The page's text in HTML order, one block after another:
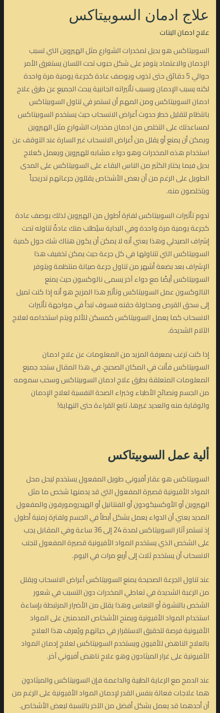
علاج ادمان السوبيتاكس
علاج ادمان البنات
السوبيتاكس هو بديل لمخدرات الشوارع مثل الهيروين التي تسبب
الإدمان والاعتماد يتوفر على شكل حبوب تحت اللسان يستغرق الأمر
حوالي 5 دقائق حتى تذوب ويوصف عادة كجرعة يومية مرة واحدة
لكنه يسبب الإدمان وبسبب تأثيراته الجانبية يبحث الجميع عن طرق علاج
ادمان السوبيتاكس ومن المهم أن تستمر في تناول السوبيتاكس
بانتظام لتقليل خطر حدوث أعراض الانسحاب حيث يستخدم السوبيتاكس
لمساعدتك على التخلص من ادمان مخدرات الشوارع مثل الهيروين
ويمكن أن يمنع أو يقلل من أعراض الانسحاب غير السارة عند التوقف عن
استخدام هذه المخدرات وهو دواء مشابه للهيروين ويعمل كعلاج
بديل فيما يختار الكثير من الناس البقاء على السوبيتاكس على المدى
الطويل على الرغم من أن بعض الأشخاص يقللون جرعاتهم تدريجياً
ويتخلصون منه.
تدوم تأثيرات السوبيتاكس لفترة أطول من الهيروين لذلك يوصف عادة
كجرعة يومية مرة واحدة وفي البداية سيُطلب منك عادةً تناوله تحت
إشراف الصيدلي وهذا يعني أنه لا يمكن أن يكون هناك شك حول كمية
السوبيتاكس التي تتناولها في كل جرعة حيث يمكن تخفيف هذا
الإشراف بعد بضعة أشهر من تناول جرعة صيانة منتظمة ويتوفر
السوبيتاكس أيضًا مع دواء آخر يسمى نالوكسون حيث يمنع
النالوكسون عمل السوبيتاكس وتأثير هذا المزيج هو أنه إذا كنت تميل
إلى سحق القرص ومحاولة حقنه فسوف تبدأ في مواجهة تأثيرات
الانسحاب كما يعمل السوبيتاكس كمسكن للألم ويتم استخدامه لعلاج
الآلام الشديدة.
إذا كنت ترغب بمعرفة المزيد من المعلومات عن علاج ادمان
السوبيتاكس فأنت في المكان الصحيح، في هذا المقال ستجد جميع
المعلومات المتعلقة بطرق علاج ادمان السوبيتاكس وسحب سمومه
من الجسم ونصائح الأطباء وخبراء الصحة النفسية لعلاج الإدمان
والوقاية منه والعديد غيرها، تابع القراءة حتى النهاية!
ألية عمل السوبيتاكس
السوبيتاكس هو عقار أفيوني طويل المفعول يستخدم ليحل محل
المواد الأفيونية قصيرة المفعول التي قد يدمنها شخص ما مثل
الهيروين أو الأوكسيكودون أو الفنتانيل أو الهيدرومورفون والمفعول
المديد يعني أن الدواء يعمل بشكل أبطأ في الجسم ولفترة زمنية أطول
إذ تستمر آثار السوبيتاكس لمدة 24 إلى 36 ساعة وفي المقابل يجب
على الشخص الذي يستخدم المواد الأفيونية قصيرة المفعول لتجنب
الانسحاب أن يستخدم ثلاث إلى أربع مرات في اليوم.
عند تناول الجرعة الصحيحة يمنع السوبيتاكس أعراض الانسحاب ويقلل
من الرغبة الشديدة في تعاطي المخدرات دون التسبب في شعور
الشخص بالنشوة أو النعاس وهذا يقلل من الأضرار المرتبطة بإساءة
استخدام المواد الأفيونية ويمنح الأشخاص المدمنين على المواد
الأفيونية فرصة لتحقيق الاستقرار في حياتهم ويُعرف هذا العلاج
بالعلاج الناهض للأفيون ويستخدم السوبيتاكس لعلاج إدمان المواد
الأفيونية على غرار الميثادون وهو علاج ناهض أفيوني آخر.
عند الدمج مع الرعاية الطبية والداعمة فإن السوبيتاكس والميثادون
هما علاجات فعالة بنفس القدر لإدمان المواد الأفيونية على الرغم من
أن أحدهما قد يعمل بشكل أفضل من الآخر بالنسبة لبعض الأشخاص.